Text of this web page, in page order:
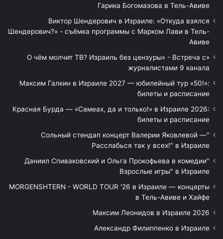
Гарика Богомазова в Тель-Авиве
Виктор Шендерович в Израиле: «Откуда взялся
Шендерович?» - съёмка программы с Марком Лави в Тель-
Авиве
«О чём молчит ТВ? Израиль без цензуры» - Встреча с
журналистами 9 канала
Максим Галкин в Израиле 2027 — юбилейный тур «50!»:
билеты и расписание
Красная Бурда — «Самеах, да и только!» в Израиле 2026:
билеты и расписание
"Сольный стендап концерт Валерии Яковлевой —
Расслабься так у всех!" в Израиле
"Даниил Спиваковский и Ольга Прокофьева в комедии
Взрослые игры" в Израиле
MORGENSHTERN - WORLD TOUR '26 в Израиле — концерты
в Тель-Авиве и Хайфе
Максим Леонидов в Израиле 2026
Александр Филиппенко в Израиле